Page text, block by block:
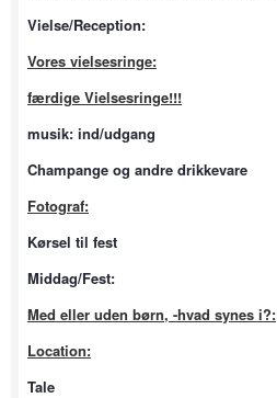
Vielse/Reception:
Vores vielsesringe:
færdige Vielsesringe!!!
musik: ind/udgang
Champange og andre drikkevare
Fotograf:
Kørsel til fest
Middag/Fest:
Med eller uden børn, -hvad synes i?:
Location:
Tale